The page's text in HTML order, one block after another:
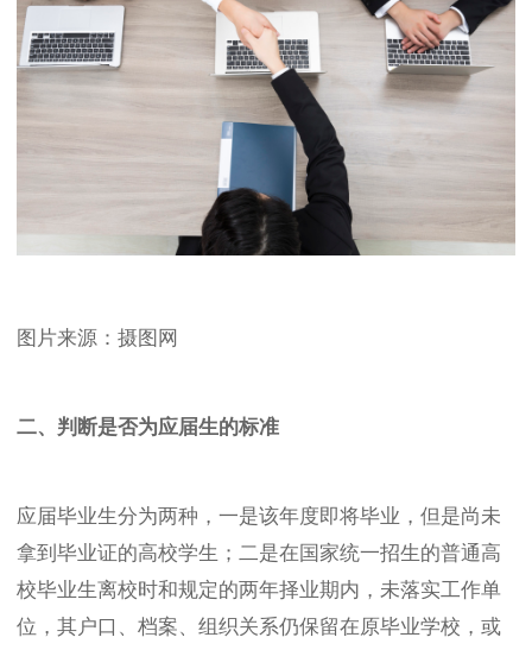
图片来源：摄图网
二、判断是否为应届生的标准
应届毕业生分为两种，一是该年度即将毕业，但是尚未
拿到毕业证的高校学生；二是在国家统一招生的普通高
校毕业生离校时和规定的两年择业期内，未落实工作单
位，其户口、档案、组织关系仍保留在原毕业学校，或